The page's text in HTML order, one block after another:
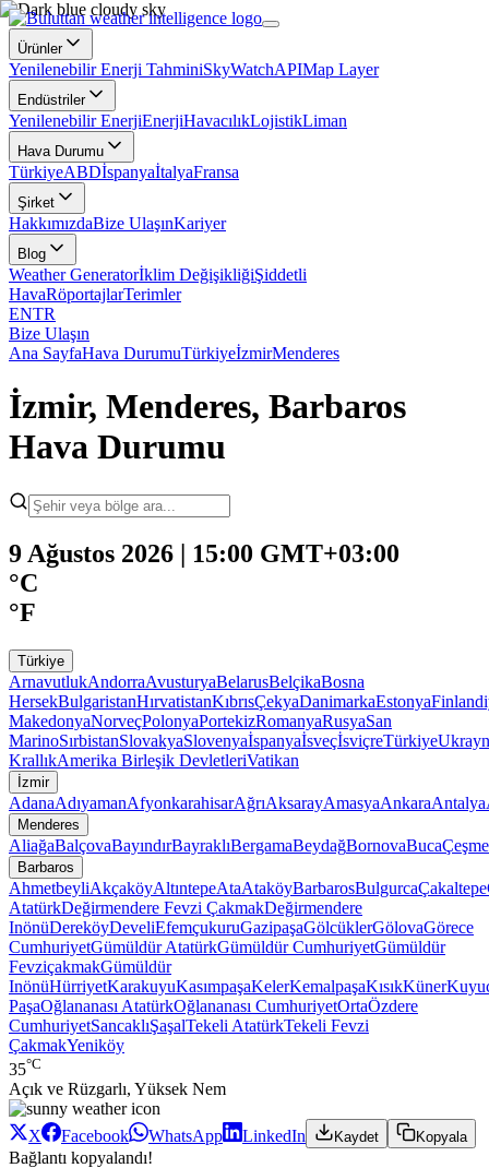
Ürünler
Yenilenebilir Enerji TahminiSkyWatchAPIMap Layer
Endüstriler
Yenilenebilir EnerjiEnerjiHavacılıkLojistikLiman
Hava Durumu
TürkiyeABDİspanyaİtalyaFransa
Şirket
HakkımızdaBize UlaşınKariyer
Blog
Weather Generatorİklim DeğişikliğiŞiddetli
HavaRöportajlarTerimler
ENTR
Bize Ulaşın
Ana SayfaHava DurumuTürkiyeİzmirMenderes
İzmir, Menderes, Barbaros
Hava Durumu
9 Ağustos 2026 | 15:00 GMT+03:00
°C
°F
Türkiye
ArnavutlukAndorraAvusturyaBelarusBelçikaBosna
HersekBulgaristanHırvatistanKıbrısÇekyaDanimarkaEstonya
MakedonyaNorveçPolonyaPortekizRomanyaRusyaSan
MarinoSırbistanSlovakyaSlovenyaİspanyaİsveçİsviçreTürkiye
KrallıkAmerika Birleşik DevletleriVatikan
İzmir
AdanaAdıyamanAfyonkarahisarAğrıAksarayAmasyaAnkaraAntalya
Menderes
AliağaBalçovaBayındırBayraklıBergamaBeydağBornovaBucaÇeşme
Barbaros
AhmetbeyliAkçaköyAltıntepeAtaAtaköyBarbarosBulgurcaÇakaltepe
AtatürkDeğirmendere Fevzi ÇakmakDeğirmendere
InönüDereköyDeveliEfemçukuruGazipaşaGölcüklerGölovaGörece
CumhuriyetGümüldür AtatürkGümüldür CumhuriyetGümüldür
FevziçakmakGümüldür
InönüHürriyetKarakuyuKasımpaşaKelerKemalpaşaKısıkKüner
PaşaOğlananası AtatürkOğlananası CumhuriyetOrtaÖzdere
CumhuriyetSancaklıŞaşalTekeli AtatürkTekeli Fevzi
ÇakmakYeniköy
35°C
Açık ve Rüzgarlı, Yüksek Nem
X Facebook WhatsApp LinkedIn Kaydet Kopyala
Bağlantı kopyalandı!